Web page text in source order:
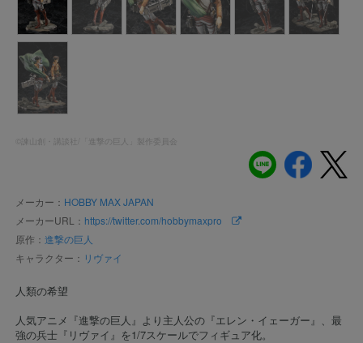
©諫山創・講談社/「進撃の巨人」製作委員会
メーカー： HOBBY MAX JAPAN
メーカーURL： https://twitter.com/hobbymaxpro
原作： 進撃の巨人
キャラクター： リヴァイ
人類の希望
人気アニメ『進撃の巨人』より主人公の『エレン・イェーガー』、最
強の兵士『リヴァイ』を1/7スケールでフィギュア化。